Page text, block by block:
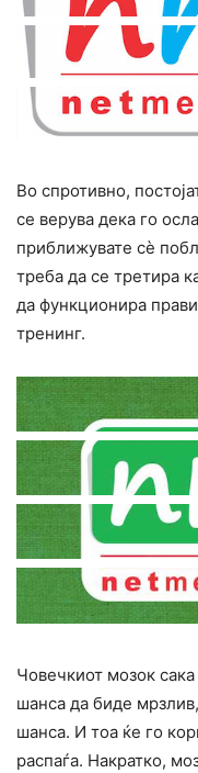
Во спротивно,
се верува дека го
приближувате сè
треба да се третира
да функционира
тренинг.
Човечкиот мозок
шанса да биде
шанса. И тоа ќе го
pаcпаѓа. Накратко,